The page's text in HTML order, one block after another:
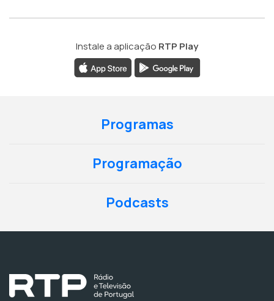
Instale a aplicação RTP Play
Programas
Programação
Podcasts